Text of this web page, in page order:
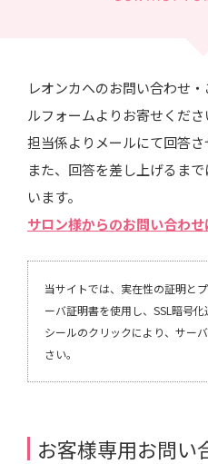
レオンカへのお問い合わせ
ルフォームよりお寄せくださ
担当係よりメールにて回答さ
また、回答を差し上げるま
います。
サロン様からのお問い合わ
当サイトでは、実在性の証明と
ーバ証明書を使用し、SSL暗号
シールのクリックにより、サー
さい。
お客様専用お問い